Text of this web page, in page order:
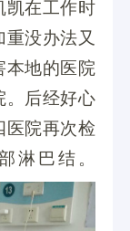
凯在工作时
没办法又
本地的医院
。后经好心
医院再次检
淋巴结。